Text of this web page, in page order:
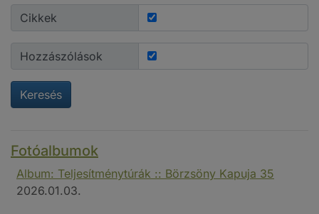
Cikkek
Hozzászólások
Keresés
Fotóalbumok
Album: Teljesítménytúrák :: Börzsöny Kapuja 35
2026.01.03.